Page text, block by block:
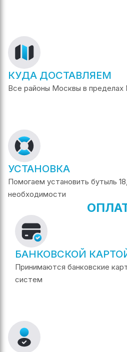
КУДА ДОСТАВЛЯЕМ
Все районы Москвы в
УСТАНОВКА
Помогаем установить бутыль
необходимости
БАНКОВСКОЙ
Принимаются банковские
систем